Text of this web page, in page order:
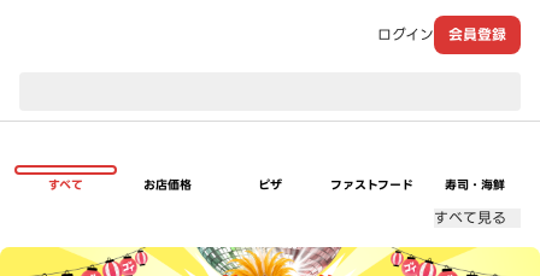
ログイン 会員登録
すべて お店価格 ピザ ファストフード 寿司・海鮮
すべて見る
超ゴイゴイヤスー夏祭